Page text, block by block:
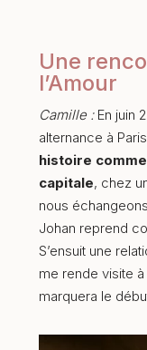
Une
l’Amour
Camille :En juin
alternance à
histoire
capitale, chez
nous
Johan reprend
S’ensuit une
me rende visite
marquera le